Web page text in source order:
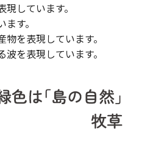
しています。
す。
を表現しています。
を表現しています。